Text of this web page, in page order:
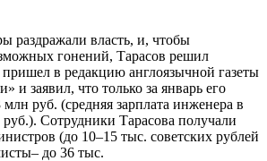
раздражали власть, и, чтобы
гонений, Тарасов решил
в редакцию англоязычной газеты
и заявил, что только за январь его
млн руб. (средняя зарплата инженера в
Сотрудники Тарасова получали
(до 10–15 тыс. советских рублей
до 36 тыс.